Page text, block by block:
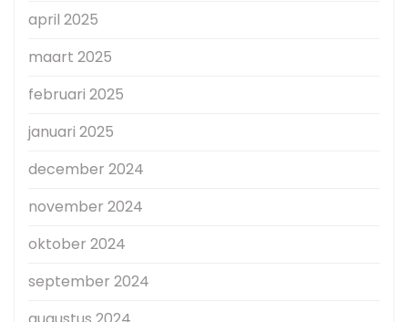
april 2025
maart 2025
februari 2025
januari 2025
december 2024
november 2024
oktober 2024
september 2024